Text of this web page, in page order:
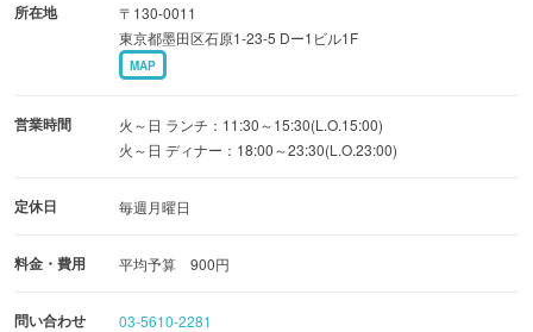
こだわり3：家族でこむぎやの味をお楽しみいただける空
間をご用意。カウンターだけじゃない♪テーブル席は4名様
までOK。
所在地
〒130-0011
東京都墨田区石原1-23-5 Dー1ビル1F
MAP
営業時間
火～日 ランチ：11:30～15:30(L.O.15:00)
火～日 ディナー：18:00～23:30(L.O.23:00)
定休日 毎週月曜日
料金・費用 平均予算 900円
問い合わせ 03-5610-2281